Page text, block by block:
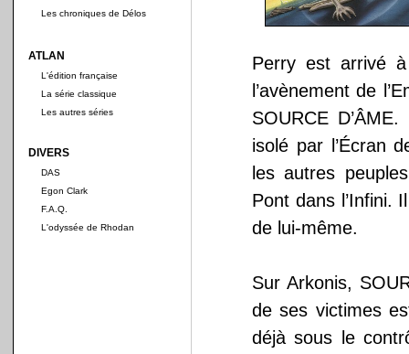
Les chroniques de Délos
ATLAN
L'édition française
La série classique
Les autres séries
DIVERS
DAS
Egon Clark
F.A.Q.
L'odyssée de Rhodan
Perry est arrivé
l’avènement de
SOURCE
isolé par l’Écran
les autres
Pont dans l’Infini.
de lui-même.
Sur Arkonis,
de ses victimes
déjà sous le